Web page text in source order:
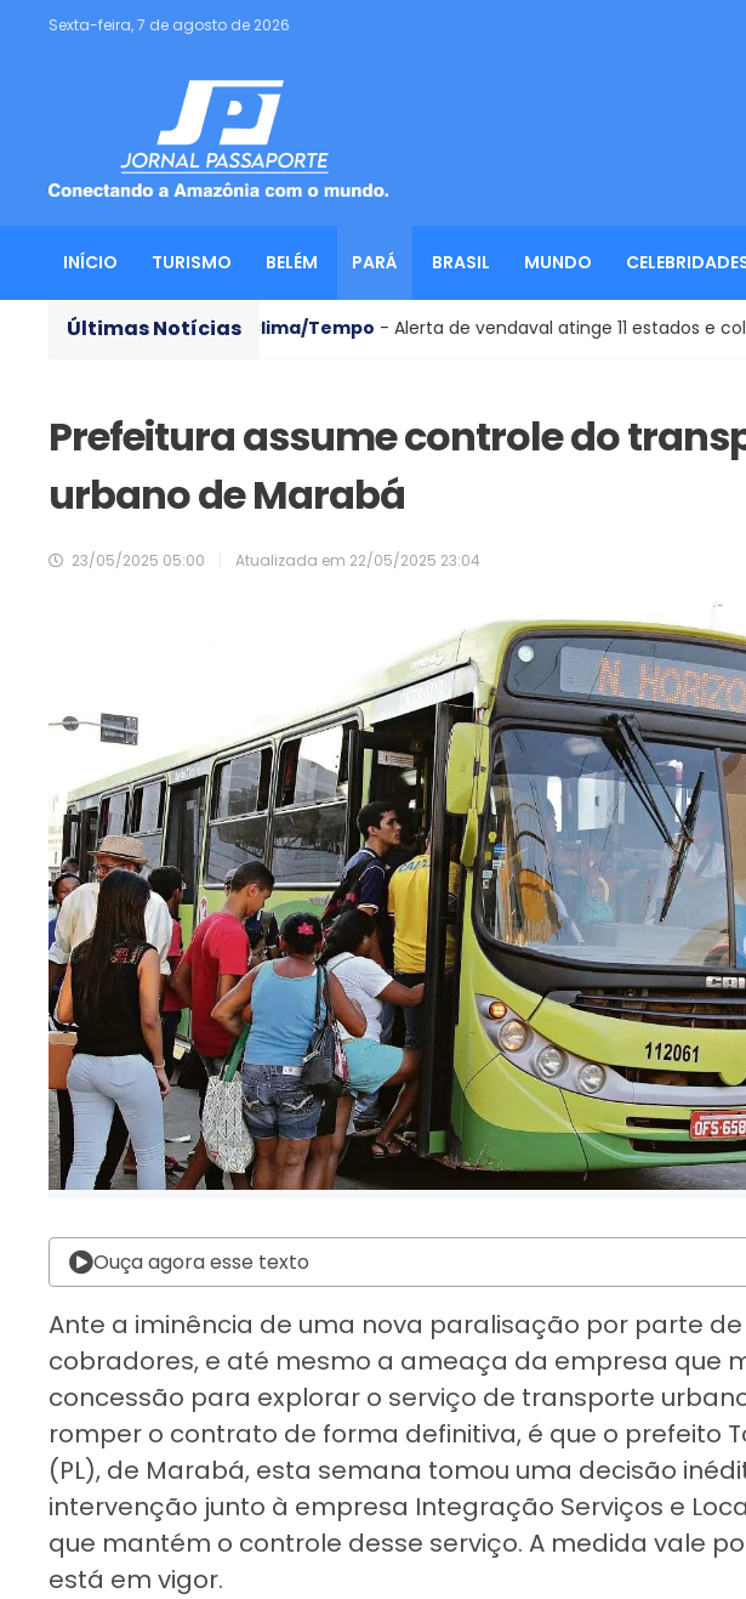
Sexta-feira, 7 de agosto de 2026
INÍCIO TURISMO BELÉM PARÁ BRASIL MUNDO
Últimas Notícias
Clima/Tempo- Alerta de vendaval atinge 11 estados e coloca regiões do
Prefeitura assume controle do
urbano de Marabá
23/05/2025 05:00 Atualizada em 22/05/2025 23:04
Ouça agora esse texto
Ante a iminência de uma nova paralisação por parte
cobradores, e até mesmo a ameaça da empresa que
concessão para explorar o serviço de transporte
romper o contrato de forma definitiva, é que o prefeito
(PL), de Marabá, esta semana tomou uma decisão
intervenção junto à empresa Integração Serviços e
que mantém o controle desse serviço. A medida vale
está em vigor.